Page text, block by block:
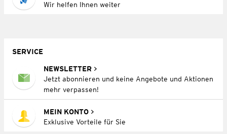
Wir helfen Ihnen weiter
SERVICE
NEWSLETTER
Jetzt abonnieren und keine Angebote und Aktionen
mehr verpassen!
MEIN KONTO
Exklusive Vorteile für Sie